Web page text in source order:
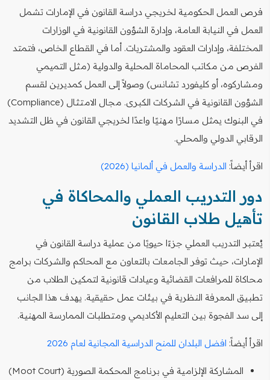
فرص العمل الحكومية لخريجي دراسة القانون في الإمارات تشمل
العمل في النيابة العامة، وإدارة الشؤون القانونية في الوزارات
المختلفة، وإدارات العقود والمشتريات. أما في القطاع الخاص، فتمتد
الفرص من مكاتب المحاماة المحلية والدولية (مثل التميمي
ومشاركوه، أو كليفورد تشانس) وصولاً إلى العمل كمديرين لقسم
الشؤون القانونية في الشركات الكبرى. مجال الامتثال (Compliance)
في البنوك يمثل مسارًا مهنيًا واعدًا لخريجي القانون في ظل التشديد
الرقابي الدولي والمحلي.
اقرأ أيضاً: الدراسة والعمل في ألمانيا (2026)
دور التدريب العملي والمحاكاة في
تأهيل طلاب القانون
يُعتبر التدريب العملي جزءًا حيويًا من عملية دراسة القانون في
الإمارات، حيث توفر الجامعات بالتعاون مع المحاكم والشركات برامج
محاكاة للمرافعات القضائية وعيادات قانونية لتمكين الطلاب من
تطبيق المعرفة النظرية في بيئات عمل حقيقية. يهدف هذا الجانب
إلى سد الفجوة بين التعليم الأكاديمي ومتطلبات الممارسة المهنية.
اقرأ أيضاً: افضل البلدان للمنح الدراسية المجانية لعام 2026
المشاركة الإلزامية في برنامج المحكمة الصورية (Moot Court)